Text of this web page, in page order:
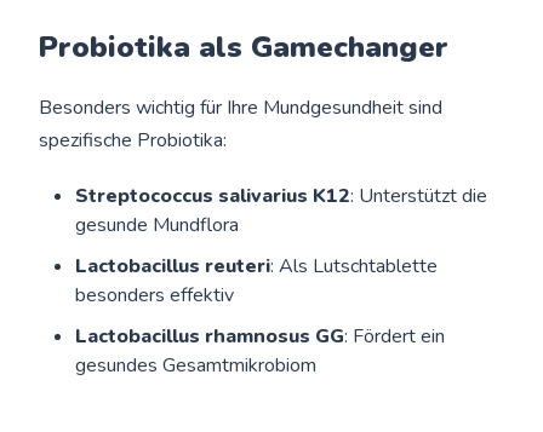
Probiotika als Gamechanger
Besonders wichtig für Ihre Mundgesundheit sind
spezifische Probiotika:
Streptococcus salivarius K12: Unterstützt die
gesunde Mundflora
Lactobacillus reuteri: Als Lutschtablette
besonders effektiv
Lactobacillus rhamnosus GG: Fördert ein
gesundes Gesamtmikrobiom